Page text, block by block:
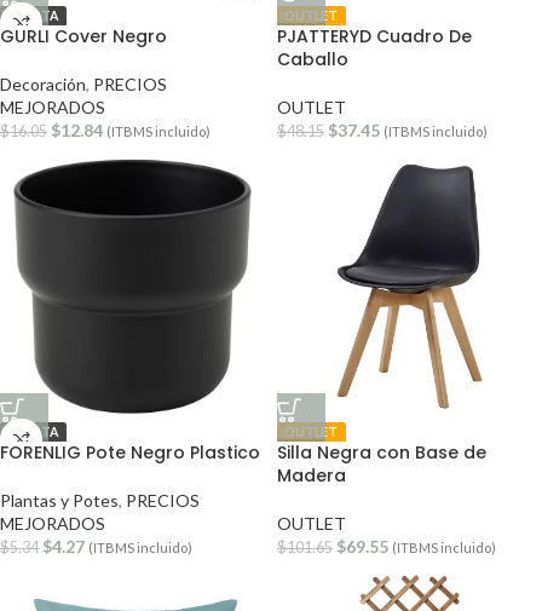
OFERTA
GURLI Cover Negro
Decoración, PRECIOS
MEJORADOS
$16.05 $12.84 (ITBMS incluido)
OUTLET
PJATTERYD Cuadro De
Caballo
OUTLET
$48.15 $37.45 (ITBMS incluido)
OFERTA
FORENLIG Pote Negro Plastico
Plantas y Potes, PRECIOS
MEJORADOS
$5.34 $4.27 (ITBMS incluido)
OUTLET
Silla Negra con Base de
Madera
OUTLET
$101.65 $69.55 (ITBMS incluido)